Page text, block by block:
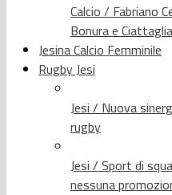
Calcio / Fabriano
Bonura e Ciattaglia
Jesina Calcio Femminile
Rugby Jesi
Jesi / Nuova
rugby
Jesi / Sport di
nessuna